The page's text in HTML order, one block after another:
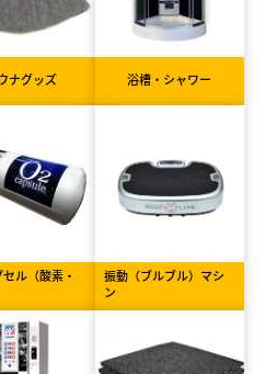
ナグッズ 浴槽・シャワー
ル（酸素・
振動（ブルブル）マシ
ン